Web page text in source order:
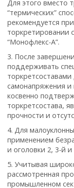
Для этого вместо
“термических”
рекомендуется
торкретировании
“Монофлекс-А”.
3. После
поддерживать
самонапряжения и
косвенно
торкретсостава,
прочности и
4. Для
применением
и оголовки 2, 3-й
5. Учитывая
рассмотренная
промышленном